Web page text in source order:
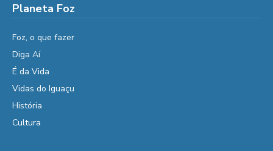
Planeta Foz
Foz, o que fazer
Diga Aí
É da Vida
Vidas do Iguaçu
História
Cultura